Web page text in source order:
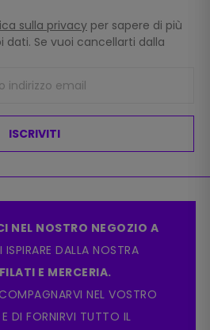
sulla privacy per sapere di più
Se vuoi cancellarti dalla
ISCRIVITI
NEL NOSTRO NEGOZIO A
ISPIRARE DALLA NOSTRA
E MERCERIA.
NEL VOSTRO
DI FORNIRVI TUTTO IL